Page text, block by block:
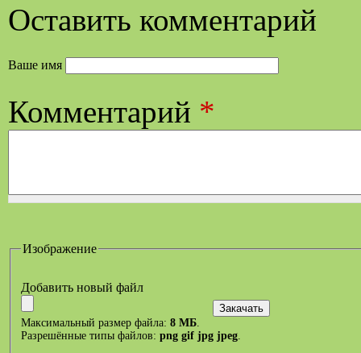
Оставить комментарий
Ваше имя
Комментарий *
Изображение
Добавить новый файл
Максимальный размер файла: 8 МБ
Разрешённые типы файлов: png gif jpg jpeg